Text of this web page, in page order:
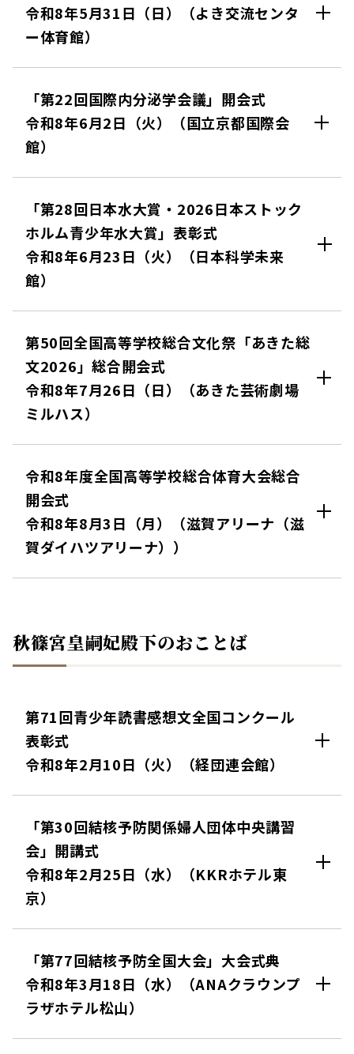
令和8年5月31日（日）（よき交流センタ
ー体育館）
「第22回国際内分泌学会議」開会式
令和8年6月2日（火）（国立京都国際会
館）
「第28回日本水大賞・2026日本ストック
ホルム青少年水大賞」表彰式
令和8年6月23日（火）（日本科学未来
館）
第50回全国高等学校総合文化祭「あきた総
文2026」総合開会式
令和8年7月26日（日）（あきた芸術劇場
ミルハス）
令和8年度全国高等学校総合体育大会総合
開会式
令和8年8月3日（月）（滋賀アリーナ（滋
賀ダイハツアリーナ））
秋篠宮皇嗣妃殿下のおことば
第71回青少年読書感想文全国コンクール
表彰式
令和8年2月10日（火）（経団連会館）
「第30回結核予防関係婦人団体中央講習
会」開講式
令和8年2月25日（水）（KKRホテル東
京）
「第77回結核予防全国大会」大会式典
令和8年3月18日（水）（ANAクラウンプ
ラザホテル松山）